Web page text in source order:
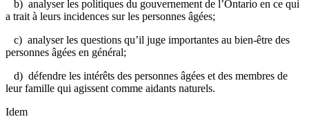
b) analyser les politiques du gouvernement de l’Ontario en ce qui
a trait à leurs incidences sur les personnes âgées;
c) analyser les questions qu’il juge importantes au bien-être des
personnes âgées en général;
d) défendre les intérêts des personnes âgées et des membres de
leur famille qui agissent comme aidants naturels.
Idem